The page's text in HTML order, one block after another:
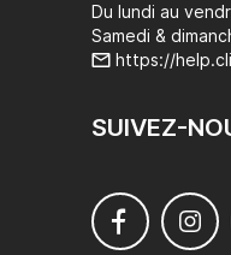
Du lundi au
Samedi &
https://
SUIVEZ-